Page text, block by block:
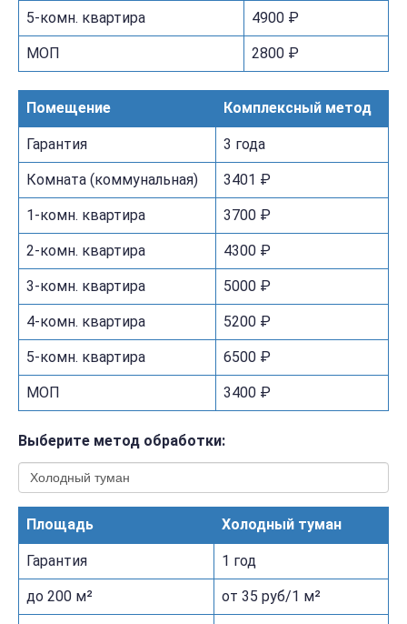
5-комн. квартира 4900 ₽
МОП 2800 ₽
Помещение Комплексный метод
Гарантия 3 года
Комната (коммунальная) 3401 ₽
1-комн. квартира 3700 ₽
2-комн. квартира 4300 ₽
3-комн. квартира 5000 ₽
4-комн. квартира 5200 ₽
5-комн. квартира 6500 ₽
МОП 3400 ₽
Выберите метод обработки:
Площадь Холодный туман
Гарантия 1 год
до 200 м² от 35 руб/1 м²